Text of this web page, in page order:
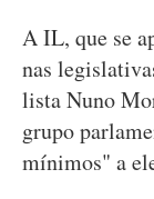
A IL, que se
nas
lista Nuno
grupo
mínimos" a